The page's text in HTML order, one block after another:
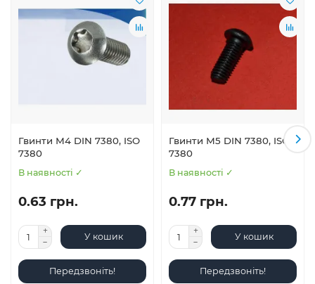
Гвинти М4 DIN 7380, ISO
7380
В наявності ✓
0.63 грн.
У кошик
Передзвоніть!
Гвинти М5 DIN 7380, ISO
7380
В наявності ✓
0.77 грн.
У кошик
Передзвоніть!